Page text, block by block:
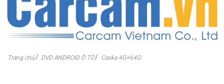
Trang chủ DVD ANDROID Ô TÔ Caska 4G+64G